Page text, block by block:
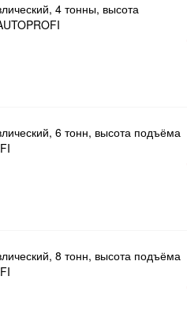
4 тонны, высота
6 тонн, высота подъёма
8 тонн, высота подъёма